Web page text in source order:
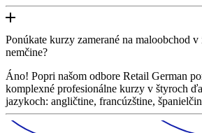
Ponúkate kurzy zamerané na maloobchod
nemčine?
Áno! Popri našom odbore Retail German
komplexné profesionálne kurzy v štyroch
jazykoch: angličtine, francúzštine,